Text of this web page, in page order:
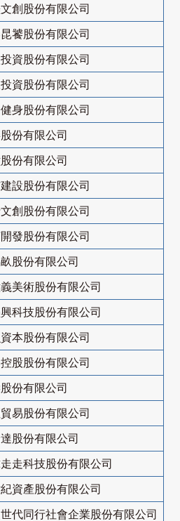
創股份有限公司
饕股份有限公司
資股份有限公司
資股份有限公司
身股份有限公司
份有限公司
份有限公司
設股份有限公司
創股份有限公司
發股份有限公司
股份有限公司
美術股份有限公司
科技股份有限公司
本股份有限公司
股股份有限公司
份有限公司
易股份有限公司
股份有限公司
走科技股份有限公司
資產股份有限公司
代同行社會企業股份有限公司